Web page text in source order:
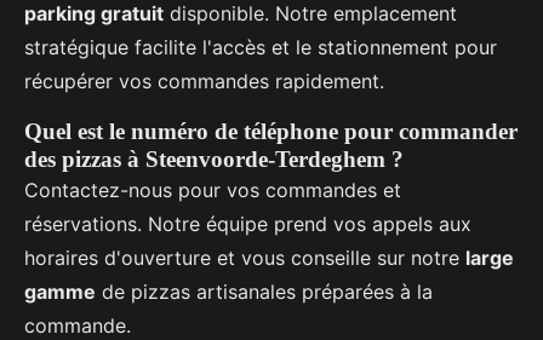
parking gratuit disponible. Notre emplacement
stratégique facilite l'accès et le stationnement pour
récupérer vos commandes rapidement.
Quel est le numéro de téléphone pour commander
des pizzas à Steenvoorde-Terdeghem ?
Contactez-nous pour vos commandes et
réservations. Notre équipe prend vos appels aux
horaires d'ouverture et vous conseille sur notre large
gamme de pizzas artisanales préparées à la
commande.